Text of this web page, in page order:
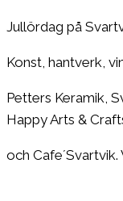
Jullördag på
Konst, hantverk,
Petters Keramik,
Happy Arts &
och